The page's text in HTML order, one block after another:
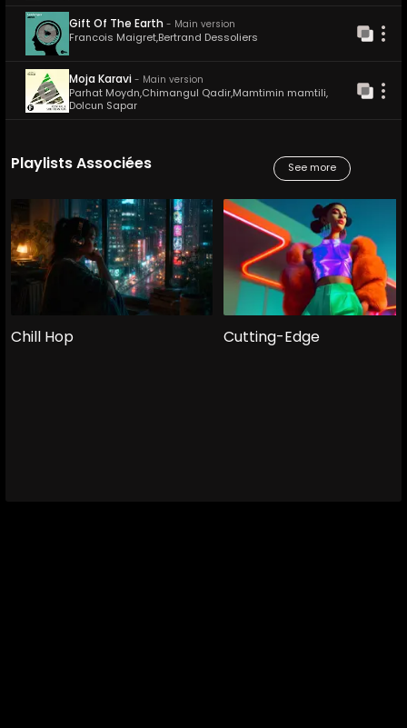
Gift Of The Earth - Main version
Francois Maigret,Bertrand Dessoliers
Moja Karavi - Main version
Parhat Moydn,Chimangul Qadir,Mamtimin mamtili,
Dolcun Sapar
Playlists Associées See more
Chill Hop Cutting-Edge
Tracks